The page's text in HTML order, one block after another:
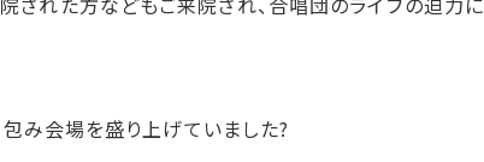
み会場を盛り上げていました?